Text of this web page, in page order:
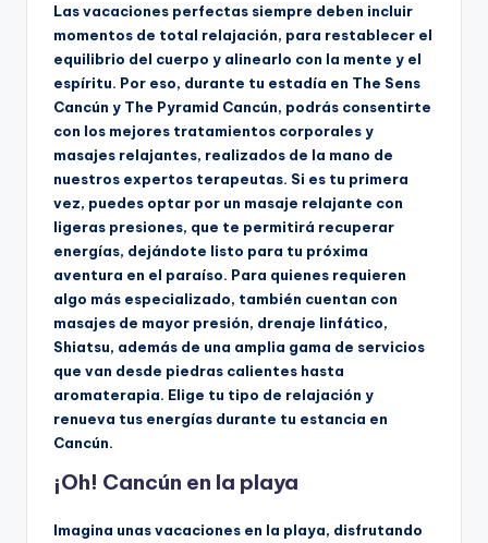
Las vacaciones perfectas siempre deben incluir
momentos de total relajación, para restablecer el
equilibrio del cuerpo y alinearlo con la mente y el
espíritu. Por eso, durante tu estadía en The Sens
Cancún y The Pyramid Cancún, podrás consentirte
con los mejores tratamientos corporales y
masajes relajantes, realizados de la mano de
nuestros expertos terapeutas. Si es tu primera
vez, puedes optar por un masaje relajante con
ligeras presiones, que te permitirá recuperar
energías, dejándote listo para tu próxima
aventura en el paraíso. Para quienes requieren
algo más especializado, también cuentan con
masajes de mayor presión, drenaje linfático,
Shiatsu, además de una amplia gama de servicios
que van desde piedras calientes hasta
aromaterapia. Elige tu tipo de relajación y
renueva tus energías durante tu estancia en
Cancún.
¡Oh! Cancún en la playa
Imagina unas vacaciones en la playa, disfrutando